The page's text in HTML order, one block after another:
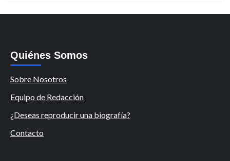
Quiénes Somos
Sobre Nosotros
Equipo de Redacción
¿Deseas reproducir una biografía?
Contacto